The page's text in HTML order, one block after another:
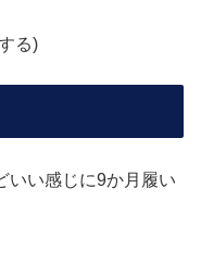
る)
いい感じに9か月履い